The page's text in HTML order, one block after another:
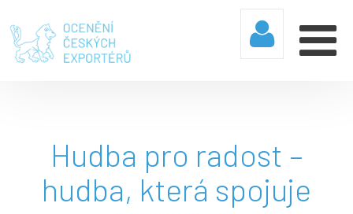
Hudba pro radost –
hudba, která spojuje